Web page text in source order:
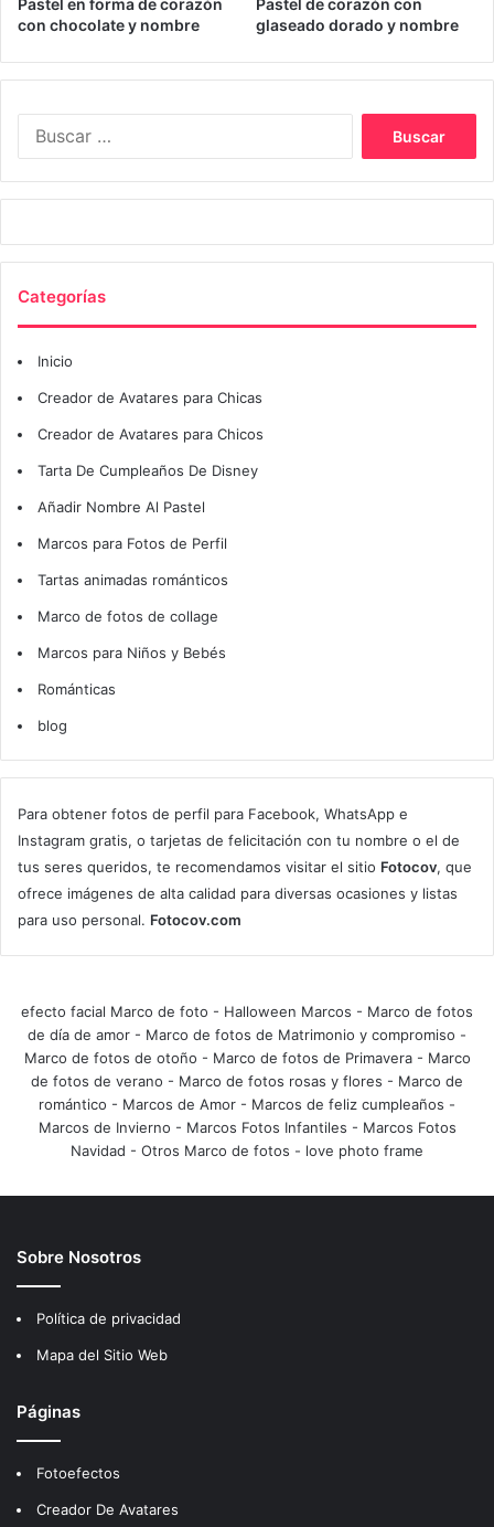
Pastel en forma de corazón
con chocolate y nombre
Pastel de corazón con
glaseado dorado y nombre
Categorías
Inicio
Creador de Avatares para Chicas
Creador de Avatares para Chicos
Tarta De Cumpleaños De Disney
Añadir Nombre Al Pastel
Marcos para Fotos de Perfil
Tartas animadas románticos
Marco de fotos de collage
Marcos para Niños y Bebés
Románticas
blog
Para obtener fotos de perfil para Facebook, WhatsApp e
Instagram gratis, o tarjetas de felicitación con tu nombre o el de
tus seres queridos, te recomendamos visitar el sitio Fotocov, que
ofrece imágenes de alta calidad para diversas ocasiones y listas
para uso personal. Fotocov.com
efecto facial Marco de foto - Halloween Marcos - Marco de fotos
de día de amor - Marco de fotos de Matrimonio y compromiso -
Marco de fotos de otoño - Marco de fotos de Primavera- Marco
de fotos de verano - Marco de fotos rosas y flores - Marco de
romántico - Marcos de Amor - Marcos de feliz cumpleaños -
Marcos de Invierno - Marcos Fotos Infantiles - Marcos Fotos
Navidad - Otros Marco de fotos - love photo frame
Sobre Nosotros
Política de privacidad
Mapa del Sitio Web
Páginas
Fotoefectos
Creador De Avatares